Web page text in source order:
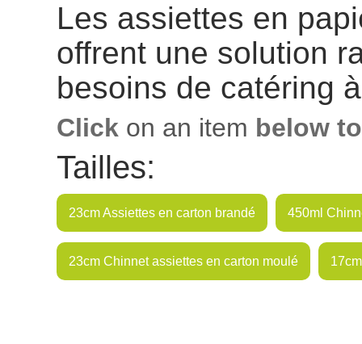
Les assiettes en
offrent une solution
besoins de catéring
Click on an item below
Tailles:
23cm Assiettes en carton brandé 450ml
23cm Chinnet assiettes en carton moulé